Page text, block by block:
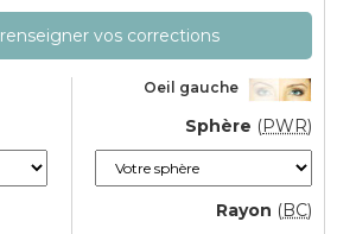
vos corrections
Oeil gauche
Sphère (PWR)
Rayon (BC)